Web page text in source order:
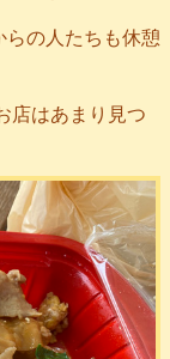
の人たちも休憩
店はあまり見つ